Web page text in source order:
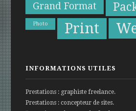
Grand Format
Photo Print
INFORMATIONS UTILES
Prestations : graphiste freelance.
Prestations : concepteur de sites.